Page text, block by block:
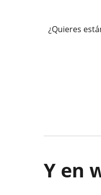
¿Quieres
Y en